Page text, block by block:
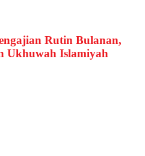
Rutin Bulanan,
Ukhuwah Islamiyah